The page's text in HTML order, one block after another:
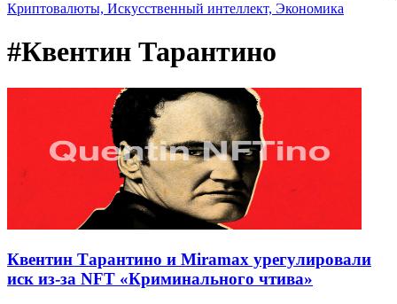
Криптовалюты, Искусственный интеллект, Экономика
#Квентин Тарантино
Квентин Тарантино и Miramax урегулировали
иск из-за NFT «Криминального чтива»